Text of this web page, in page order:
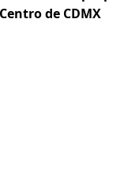
Centro de CDMX